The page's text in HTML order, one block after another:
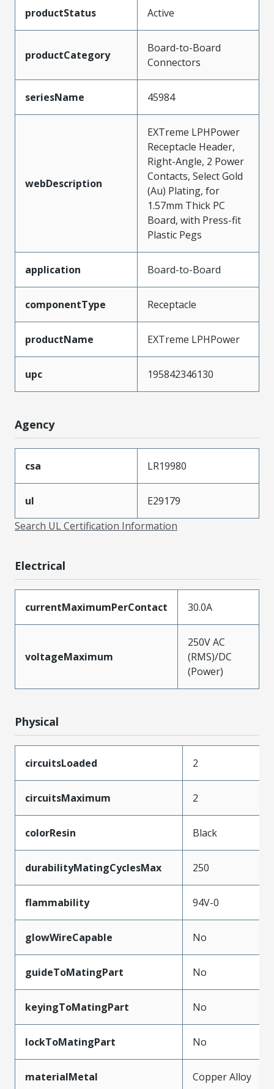
productStatus Active
productCategory
Board-to-Board
Connectors
seriesName 45984
webDescription
EXTreme LPHPower
Receptacle Header,
Right-Angle, 2 Power
Contacts, Select Gold
(Au) Plating, for
1.57mm Thick PC
Board, with Press-fit
Plastic Pegs
application Board-to-Board
componentType Receptacle
productName EXTreme LPHPower
upc 195842346130
Agency
csa LR19980
ul
E29179
Search UL Certification Information
Electrical
currentMaximumPerContact 30.0A
voltageMaximum
250V AC
(RMS)/DC
(Power)
Physical
circuitsLoaded 2
circuitsMaximum 2
colorResin Black
durabilityMatingCyclesMax 250
flammability 94V-0
glowWireCapable No
guideToMatingPart No
keyingToMatingPart No
lockToMatingPart No
materialMetal Copper Alloy